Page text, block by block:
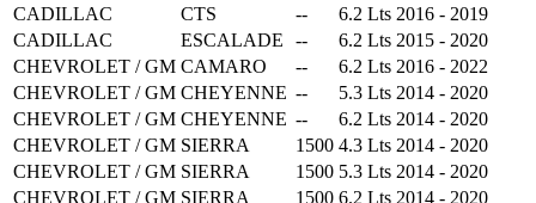
CADILLAC
CTS -- 6.2 Lts 2016 - 2019
CADILLAC
ESCALADE -- 6.2 Lts 2015 - 2020
CHEVROLET / GM CAMARO -- 6.2 Lts 2016 - 2022
CHEVROLET / GM CHEYENNE -- 5.3 Lts 2014 - 2020
CHEVROLET / GM CHEYENNE -- 6.2 Lts 2014 - 2020
CHEVROLET / GM SIERRA 1500 4.3 Lts 2014 - 2020
CHEVROLET / GM SIERRA 1500 5.3 Lts 2014 - 2020
CHEVROLET / GM SIERRA 1500 6.2 Lts 2014 - 2020